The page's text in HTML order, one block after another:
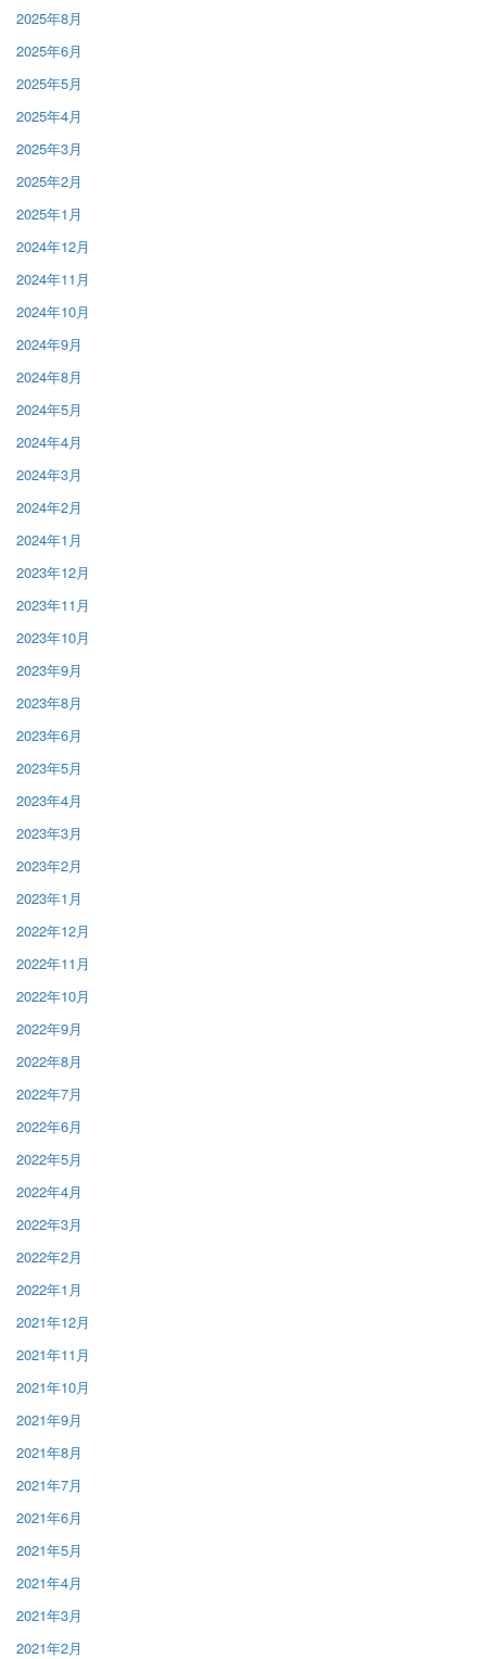
2025年8月
2025年6月
2025年5月
2025年4月
2025年3月
2025年2月
2025年1月
2024年12月
2024年11月
2024年10月
2024年9月
2024年8月
2024年5月
2024年4月
2024年3月
2024年2月
2024年1月
2023年12月
2023年11月
2023年10月
2023年9月
2023年8月
2023年6月
2023年5月
2023年4月
2023年3月
2023年2月
2023年1月
2022年12月
2022年11月
2022年10月
2022年9月
2022年8月
2022年7月
2022年6月
2022年5月
2022年4月
2022年3月
2022年2月
2022年1月
2021年12月
2021年11月
2021年10月
2021年9月
2021年8月
2021年7月
2021年6月
2021年5月
2021年4月
2021年3月
2021年2月